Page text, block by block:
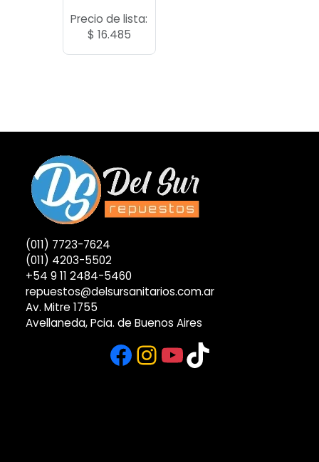
Precio de lista:
$ 16.485
(011) 7723-7624
(011) 4203-5502
+54 9 11 2484-5460
repuestos@delsursanitarios.com.ar
Av. Mitre 1755
Avellaneda, Pcia. de Buenos Aires
Facebook
Instagram
YouTube
TikTok